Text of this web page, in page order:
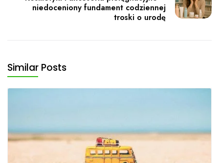
niedoceniony fundament codziennej
troski o urodę
Similar Posts